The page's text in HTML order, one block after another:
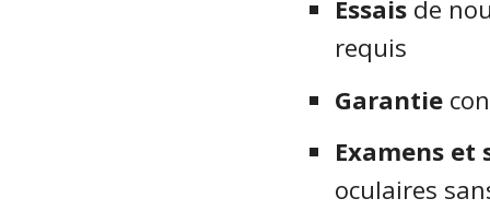
Essaisde
requis
Garantie
Examens et
oculaires